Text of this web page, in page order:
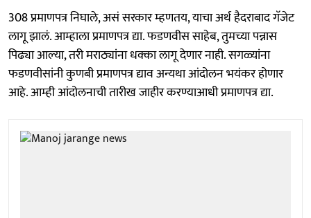
308 प्रमाणपत्र निघाले, असं सरकार म्हणतय, याचा अर्थ हैदराबाद गॅजेट
लागू झालं. आम्हाला प्रमाणपत्र द्या. फडणवीस साहेब, तुमच्या पन्नास
पिढ्या आल्या, तरी मराठ्यांना धक्का लागू देणार नाही. सगळ्यांना
फडणवीसांनी कुणबी प्रमाणपत्र द्याव अन्यथा आंदोलन भयंकर होणार
आहे. आम्ही आंदोलनाची तारीख जाहीर करण्याआधी प्रमाणपत्र द्या.